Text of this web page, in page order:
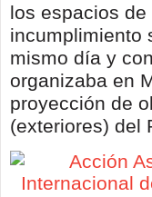
los espacios
incumplimiento
mismo día y
organizaba en
proyección de
(exteriores) del